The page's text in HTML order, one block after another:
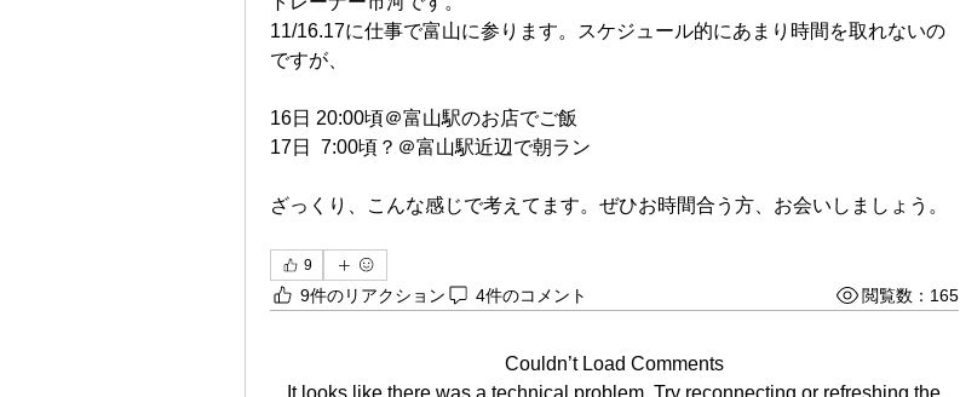
11/16.17に仕事で富山に参ります。スケジュール的にあまり時間を取れないの
ですが、
16日 20:00頃＠富山駅のお店でご飯
17日  7:00頃？＠富山駅近辺で朝ラン
ざっくり、こんな感じで考えてます。ぜひお時間合う方、お会いしましょう。
9
9件のリアクション 4件のコメント 閲覧数：165
Couldn’t Load Comments
It looks like there was a technical problem. Try reconnecting or refreshing the